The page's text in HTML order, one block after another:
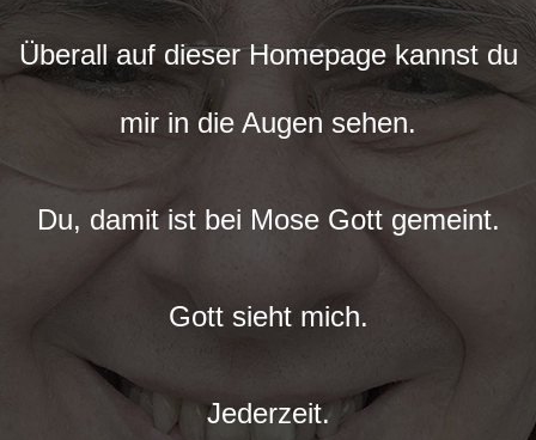
Überall auf dieser Homepage kannst du
mir in die Augen sehen.
Du, damit ist bei Mose Gott gemeint.
Gott sieht mich.
Jederzeit.